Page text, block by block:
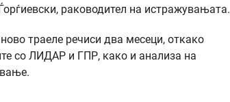
раководител на истражувањата.
траеле речиси два месеци, откако
со ЛИДАР и ГПР, како и анализа на